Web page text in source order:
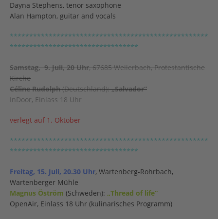
Dayna Stephens, tenor saxophone
Alan Hampton, guitar and vocals
***************************************************
*********************************
Samstag, 9. Juli, 20 Uhr, 67685 Weilerbach, Protestantische
Kirche
Céline Rudolph (Deutschland):„Salvador“
InDoor, Einlass 18 Uhr
verlegt auf 1. Oktober
***************************************************
*********************************
Freitag, 15. Juli, 20.30 Uhr, Wartenberg-Rohrbach,
Wartenberger Mühle
Magnus Öström (Schweden): „Thread of life“
OpenAir, Einlass 18 Uhr (kulinarisches Programm)